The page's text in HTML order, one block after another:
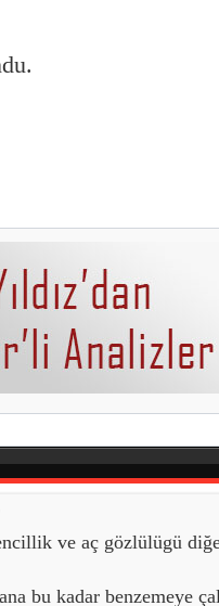
ve aç gözlülügü
bu kadar benzemeye